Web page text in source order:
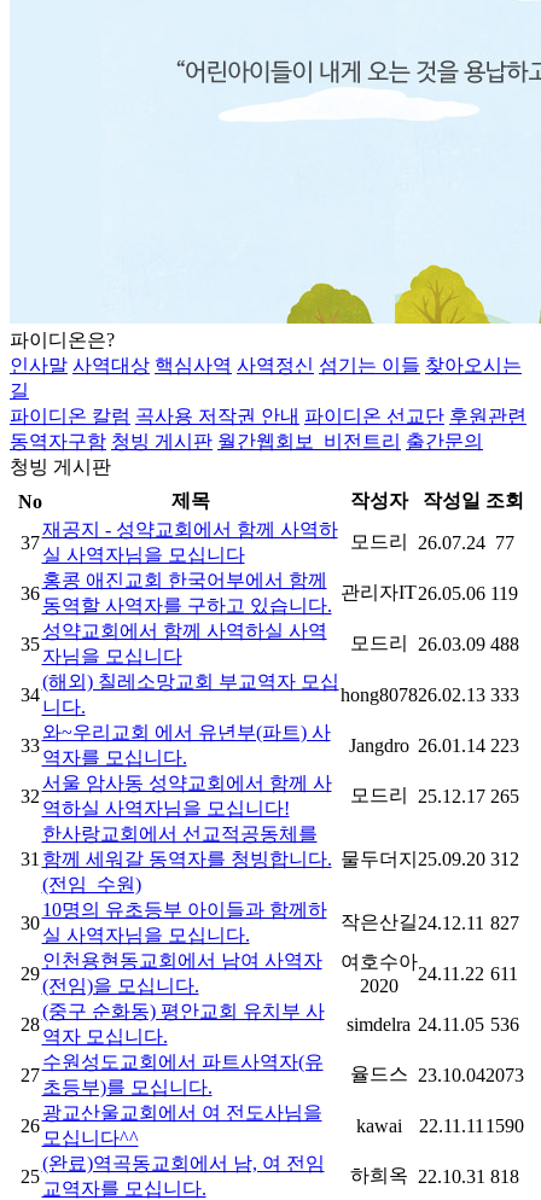
파이디온은?
인사말 사역대상 핵심사역 사역정신 섬기는 이들 찾아오시는
길
파이디온 칼럼 곡사용 저작권 안내 파이디온 선교단 후원관련
동역자구함 청빙 게시판 월간웹회보_비전트리 출간문의
청빙 게시판
No
제목 작성자 작성일 조회
37
재공지 - 성약교회에서 함께 사역하
실 사역자님을 모십니다
모드리 26.07.24 77
36
홍콩 애진교회 한국어부에서 함께
동역할 사역자를 구하고 있습니다.
관리자IT26.05.06 119
35
성약교회에서 함께 사역하실 사역
자님을 모십니다
모드리 26.03.09 488
34
(해외) 칠레소망교회 부교역자 모십
니다.
hong807826.02.13 333
33
와~우리교회 에서 유년부(파트) 사
역자를 모십니다.
Jangdro 26.01.14 223
32
서울 암사동 성약교회에서 함께 사
역하실 사역자님을 모십니다!
모드리 25.12.17 265
31
한사랑교회에서 선교적공동체를
함께 세워갈 동역자를 청빙합니다.
(전임_수원)
물두더지 25.09.20 312
30
10명의 유초등부 아이들과 함께하
실 사역자님을 모십니다.
작은산길24.12.11 827
29
인천용현동교회에서 남여 사역자
(전임)을 모십니다.
여호수아
2020
24.11.22 611
28
(중구 순화동) 평안교회 유치부 사
역자 모십니다.
simdelra 24.11.05 536
27
수원성도교회에서 파트사역자(유
초등부)를 모십니다.
율드스 23.10.042073
26
광교산울교회에서 여 전도사님을
모십니다^^
kawai 22.11.11 1590
25
(완료)역곡동교회에서 남, 여 전임
교역자를 모십니다.
하희옥 22.10.31 818